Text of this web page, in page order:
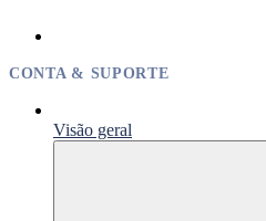
CONTA & SUPORTE
Visão geral